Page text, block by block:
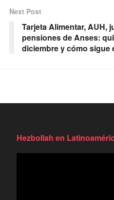
Next Post
Tarjeta Alimentar, AUH,
pensiones de Anses:
diciembre y cómo sigue
Hezbollah en